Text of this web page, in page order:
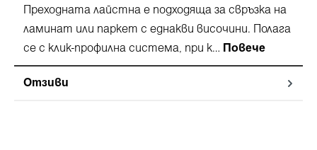
Преходната лайстна e подходяща за свръзка на
ламинат или паркет с еднакви височини. Полага
се с клик-профилна система, при к… Повече
Отзиви